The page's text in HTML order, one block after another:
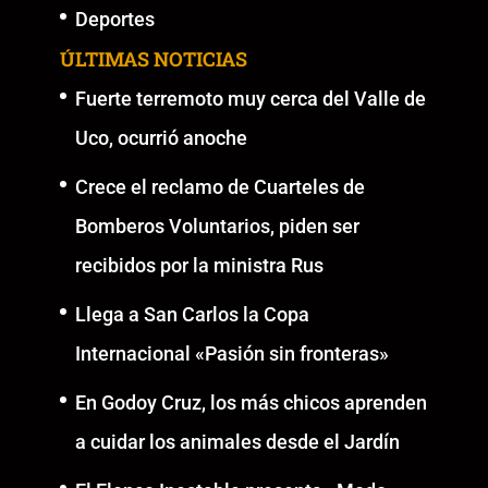
Deportes
ÚLTIMAS NOTICIAS
Fuerte terremoto muy cerca del Valle de
Uco, ocurrió anoche
Crece el reclamo de Cuarteles de
Bomberos Voluntarios, piden ser
recibidos por la ministra Rus
Llega a San Carlos la Copa
Internacional «Pasión sin fronteras»
En Godoy Cruz, los más chicos aprenden
a cuidar los animales desde el Jardín